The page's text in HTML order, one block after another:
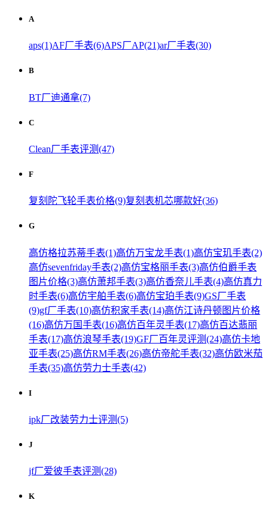
A
aps(1)AF厂手表(6)APS厂AP(21)ar厂手表(30)
B
BT厂迪通拿(7)
C
Clean厂手表评测(47)
F
复刻陀飞轮手表价格(9)复刻表机芯哪款好(36)
G
高仿格拉苏蒂手表(1)高仿万宝龙手表(1)高仿宝玑手表(2)
高仿sevenfriday手表(2)高仿宝格丽手表(3)高仿伯爵手表
图片价格(3)高仿萧邦手表(3)高仿香奈儿手表(4)高仿真力
时手表(6)高仿宇舶手表(6)高仿宝珀手表(9)GS厂手表
(9)gf厂手表(10)高仿积家手表(14)高仿江诗丹顿图片价格
(16)高仿万国手表(16)高仿百年灵手表(17)高仿百达翡丽
手表(17)高仿浪琴手表(19)GF厂百年灵评测(24)高仿卡地
亚手表(25)高仿RM手表(26)高仿帝舵手表(32)高仿欧米茄
手表(35)高仿劳力士手表(42)
I
ipk厂改装劳力士评测(5)
J
jf厂爱彼手表评测(28)
K